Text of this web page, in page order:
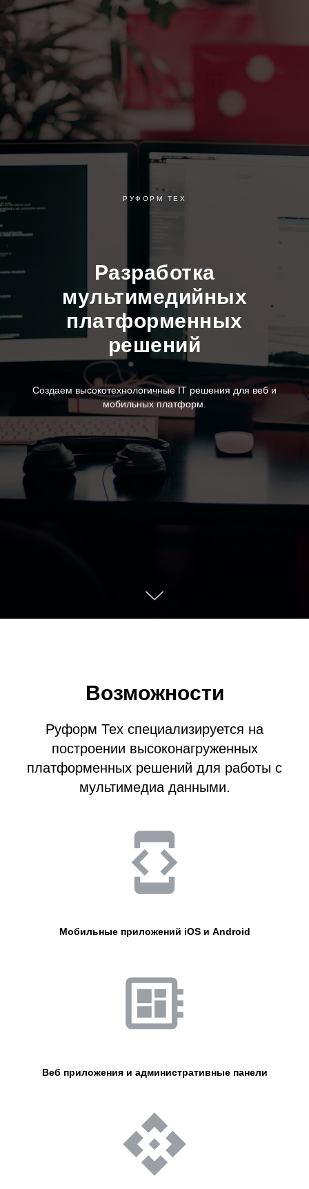
РУФОРМ ТЕХ
Разработка
мультимедийных
платформенных
решений
Создаем высокотехнологичные IT решения для веб и
мобильных платформ.
Возможности
Руформ Тех специализируется на
построении высоконагруженных
платформенных решений для работы с
мультимедиа данными.
Мобильные приложений iOS и Android
Веб приложения и административные панели